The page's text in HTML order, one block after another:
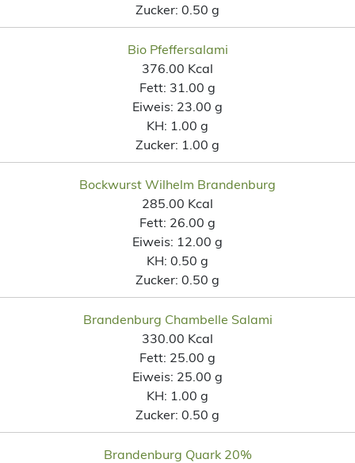
Zucker: 0.50 g
Bio Pfeffersalami
376.00 Kcal
Fett: 31.00 g
Eiweis: 23.00 g
KH: 1.00 g
Zucker: 1.00 g
Bockwurst Wilhelm Brandenburg
285.00 Kcal
Fett: 26.00 g
Eiweis: 12.00 g
KH: 0.50 g
Zucker: 0.50 g
Brandenburg Chambelle Salami
330.00 Kcal
Fett: 25.00 g
Eiweis: 25.00 g
KH: 1.00 g
Zucker: 0.50 g
Brandenburg Quark 20%